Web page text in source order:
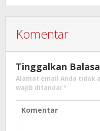
Komentar
Tinggalkan
Alamat email Anda tidak
wajib ditandai *